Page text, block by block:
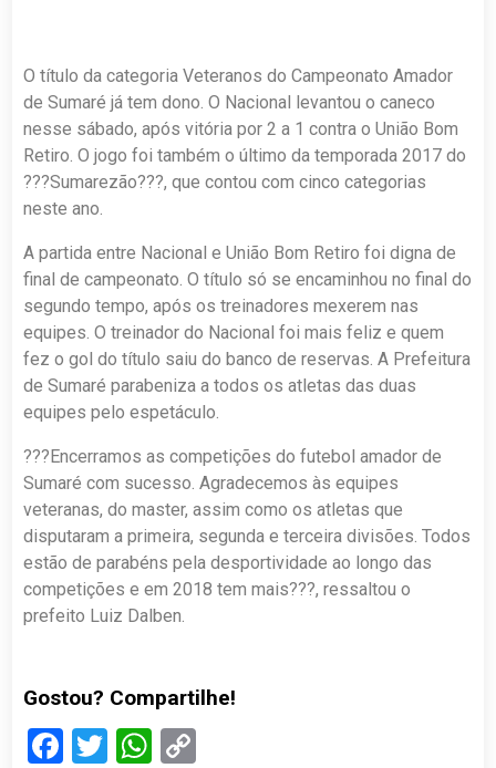
O título da categoria Veteranos do Campeonato Amador
de Sumaré já tem dono. O Nacional levantou o caneco
nesse sábado, após vitória por 2 a 1 contra o União Bom
Retiro. O jogo foi também o último da temporada 2017 do
???Sumarezão???, que contou com cinco categorias
neste ano.
A partida entre Nacional e União Bom Retiro foi digna de
final de campeonato. O título só se encaminhou no final do
segundo tempo, após os treinadores mexerem nas
equipes. O treinador do Nacional foi mais feliz e quem
fez o gol do título saiu do banco de reservas. A Prefeitura
de Sumaré parabeniza a todos os atletas das duas
equipes pelo espetáculo.
???Encerramos as competições do futebol amador de
Sumaré com sucesso. Agradecemos às equipes
veteranas, do master, assim como os atletas que
disputaram a primeira, segunda e terceira divisões. Todos
estão de parabéns pela desportividade ao longo das
competições e em 2018 tem mais???, ressaltou o
prefeito Luiz Dalben.
Gostou? Compartilhe!
Facebook
TwitterWhatsApp